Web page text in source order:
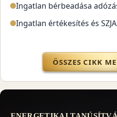
Ingatlan bérbeadása
ÖSSZES CIKK